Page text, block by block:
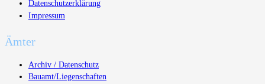
Datenschutzerklärung
Impressum
Ämter
Archiv / Datenschutz
Bauamt/Liegenschaften